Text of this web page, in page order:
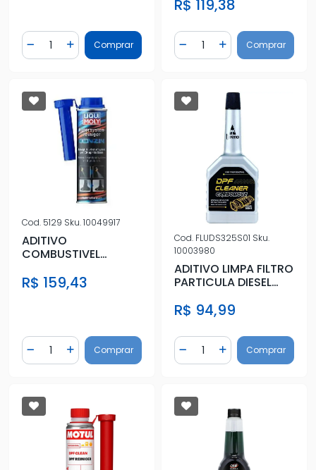
Diminuir Quantidade
Quantidade
Adicionar Quantidade
Comprar
300ML
R$ 119,38
Diminuir Quantidade
Quantidade
AdicionarComprar
Cod. 5129 Sku.10049917
ADITIVO
COMBUSTIVEL
CLEANER 300ML
R$ 159,43
Diminuir Quantidade
Quantidade
Adicionar Quantidade
Comprar
Cod. FLUDS325S01 Sku.
10003980
ADITIVO LIMPA FILTRO
PARTICULA DIESEL
R$ 94,99
Diminuir Quantidade
Quantidade
AdicionarComprar